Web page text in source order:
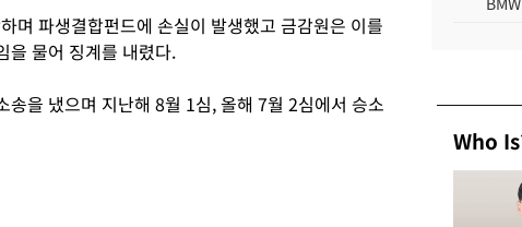
며 파생결합펀드에 손실이 발생했고 금감원은 이를
을 물어 징계를 내렸다.
송을 냈으며 지난해 8월 1심, 올해 7월 2심에서 승소
Who